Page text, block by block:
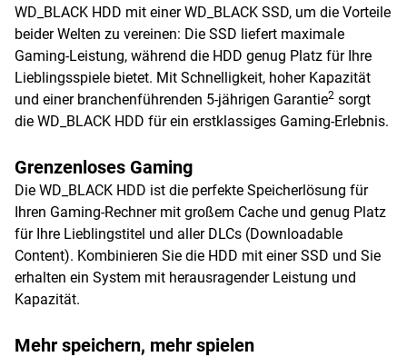
WD_BLACK HDD mit einer WD_BLACK SSD, um die Vorteile
beider Welten zu vereinen: Die SSD liefert maximale
Gaming-Leistung, während die HDD genug Platz für Ihre
Lieblingsspiele bietet. Mit Schnelligkeit, hoher Kapazität
und einer branchenführenden 5-jährigen Garantie2 sorgt
die WD_BLACK HDD für ein erstklassiges Gaming-Erlebnis.
Grenzenloses Gaming
Die WD_BLACK HDD ist die perfekte Speicherlösung für
Ihren Gaming-Rechner mit großem Cache und genug Platz
für Ihre Lieblingstitel und aller DLCs (Downloadable
Content). Kombinieren Sie die HDD mit einer SSD und Sie
erhalten ein System mit herausragender Leistung und
Kapazität.
Mehr speichern, mehr spielen